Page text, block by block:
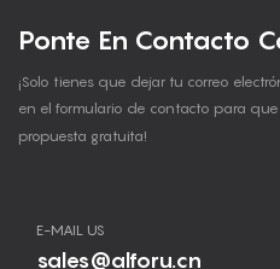
Ponte En Contacto
¡Solo tienes que dejar tu correo
en el formulario de contacto para
propuesta gratuita!
E-MAIL US
sales@alforu.cn